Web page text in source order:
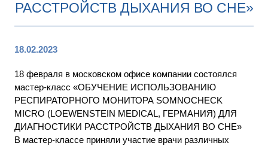
РАССТРОЙСТВ ДЫХАНИЯ ВО СНЕ»
18.02.2023
18 февраля в московском офисе компании состоялся
мастер-класс «ОБУЧЕНИЕ ИСПОЛЬЗОВАНИЮ
РЕСПИРАТОРНОГО МОНИТОРА SOMNOCHECK
MICRO (LOEWENSTEIN MEDICAL, ГЕРМАНИЯ) ДЛЯ
ДИАГНОСТИКИ РАССТРОЙСТВ ДЫХАНИЯ ВО СНЕ»
В мастер-классе приняли участие врачи различных